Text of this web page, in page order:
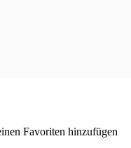
Favoriten hinzufügen